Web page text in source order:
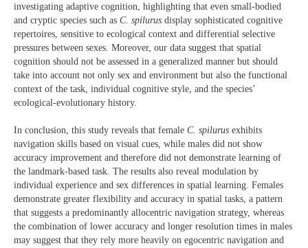
investigating adaptive cognition, highlighting that even small-bodied
and cryptic species such as C. spilurus display sophisticated cognitive
repertoires, sensitive to ecological context and differential selective
pressures between sexes. Moreover, our data suggest that spatial
cognition should not be assessed in a generalized manner but should
take into account not only sex and environment but also the functional
context of the task, individual cognitive style, and the species’
ecological-evolutionary history.
In conclusion, this study reveals that female C. spilurus exhibits
navigation skills based on visual cues, while males did not show
accuracy improvement and therefore did not demonstrate learning of
the landmark-based task. The results also reveal modulation by
individual experience and sex differences in spatial learning. Females
demonstrate greater flexibility and accuracy in spatial tasks, a pattern
that suggests a predominantly allocentric navigation strategy, whereas
the combination of lower accuracy and longer resolution times in males
may suggest that they rely more heavily on egocentric navigation and